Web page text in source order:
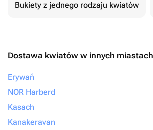
Bukiety z jednego rodzaju kwiatów
Dostawa kwiatów w innych miastach
Erywań
NOR Harberd
Kasach
Kanakeravan